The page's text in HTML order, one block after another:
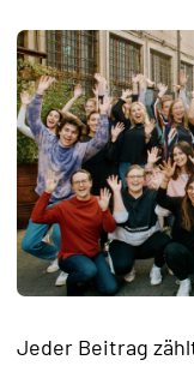
Jeder Beitrag